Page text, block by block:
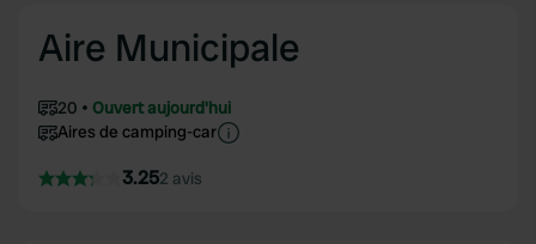
Aire Municipale
20
Ouvert aujourd'hui
Aires de camping-car
3.252 avis